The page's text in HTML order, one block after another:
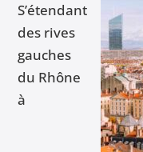
S’étendant
des rives
gauches
du Rhône
à